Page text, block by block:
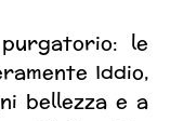
le
Iddio,
bellezza e a